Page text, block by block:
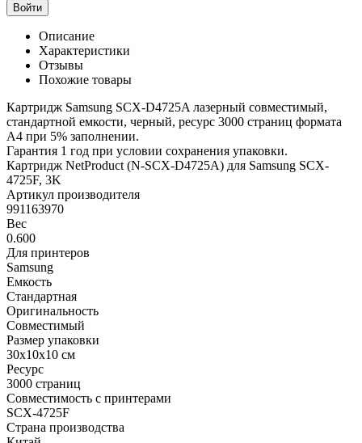
Войти
Описание
Характеристики
Отзывы
Похожие товары
Картридж Samsung SCX-D4725A лазерный совместимый,
стандартной емкости, черный, ресурс 3000 страниц формата
А4 при 5% заполнении.
Гарантия 1 год при условии сохранения упаковки.
Картридж NetProduct (N-SCX-D4725A) для Samsung SCX-
4725F, 3K
Артикул производителя
991163970
Вес
0.600
Для принтеров
Samsung
Емкость
Стандартная
Оригинальность
Совместимый
Размер упаковки
30x10x10 см
Ресурс
3000 страниц
Совместимость с принтерами
SCX-4725F
Страна производства